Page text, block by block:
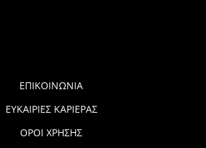
ΕΠΙΚΟΙΝΩΝΙΑ
ΕΥΚΑΙΡΙΕΣ ΚΑΡΙΕΡΑΣ
ΟΡΟΙ ΧΡΗΣΗΣ